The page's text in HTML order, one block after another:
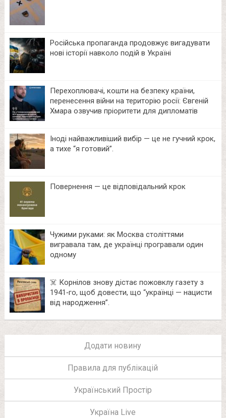
Російська пропаганда продовжує вигадувати
нові історії навколо подій в Україні
Перехоплювачі, кошти на безпеку країни,
перенесення війни на територію росії: Євгеній
Хмара озвучив пріоритети для дипломатів
Іноді найважливіший вибір — це не гучний крок,
а тихе “я готовий”.
Повернення — це відповідальний крок
Чужими руками: як Москва століттями
вигравала там, де українці програвали один
одному
☠️ Корнілов знову дістає пожовклу газету з
1941‑го, щоб довести, що “українці — нацисти
від народження”.
Додати новину
Правила для публікацій
Український Простір
Україна Live